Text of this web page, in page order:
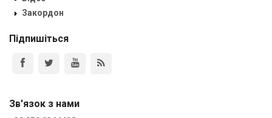
Закордон
Підпишіться
Зв'язок з нами